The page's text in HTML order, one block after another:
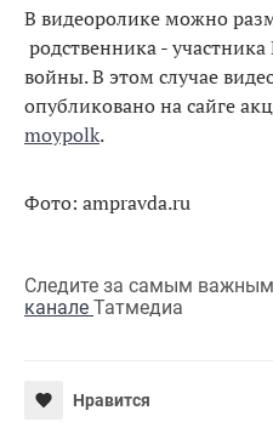
В видеоролике можно
родственника -
войны. В этом случае
опубликовано на сайге
moypolk.
Фото: ampravda.ru
Следите за самым
канале Татмедиа
Нравится